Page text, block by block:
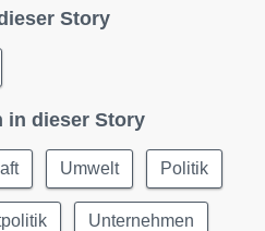
Story
in dieser Story
Umwelt Politik
Unternehmen